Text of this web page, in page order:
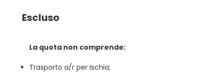
Escluso
La quota non comprende:
Trasporto a/r per Ischia;